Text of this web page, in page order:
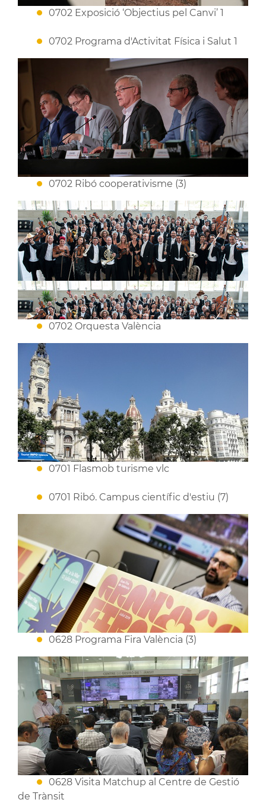
0702 Exposició ‘Objectius pel Canvi’ 1
0702 Programa d'Activitat Física i Salut 1
0702 Ribó cooperativisme (3)
0702 Orquesta València
0701 Flasmob turisme vlc
0701 Ribó. Campus científic d'estiu (7)
0628 Programa Fira València (3)
0628 Visita Matchup al Centre de Gestió
de Trànsit